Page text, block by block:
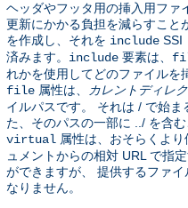
ヘッダやフッタ用の挿入用ファ
更新にかかる負担を減らすこと
を作成し、それを include SSI
済みます。 include 要素は、
れかを使用してどのファイルを
file 属性は、 カレントディレ
イルパスです。 それは / で始ま
た、そのパスの一部に ../ を含
virtual 属性は、おそらくよ
ュメントからの相対 URL で指
ができますが、 提供するファ
なりません。